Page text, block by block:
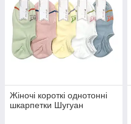
Жіночі короткі однотонні
шкарпетки Шугуан